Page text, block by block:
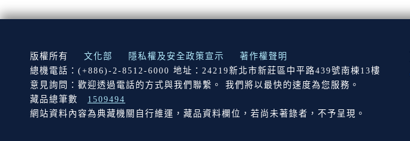
:::
版權所有 文化部 隱私權及安全政策宣示
著作權聲明
總機電話：(+886)-2-8512-6000 地址：24219新北市新莊區中平路439號南棟13樓
意見詢問：歡迎透過電話的方式與我們聯繫。 我們將以最快的速度為您服務。
藏品總筆數
1509494
網站資料內容為典藏機關自行維運，藏品資料欄位，若尚未著錄者，不予呈現。